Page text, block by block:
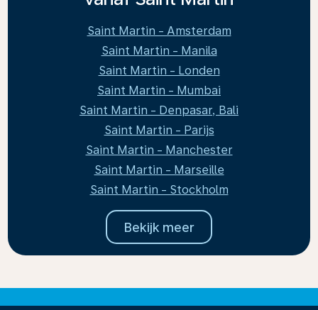
Saint Martin - Amsterdam
Saint Martin - Manila
Saint Martin - Londen
Saint Martin - Mumbai
Saint Martin - Denpasar, Bali
Saint Martin - Parijs
Saint Martin - Manchester
Saint Martin - Marseille
Saint Martin - Stockholm
Bekijk meer